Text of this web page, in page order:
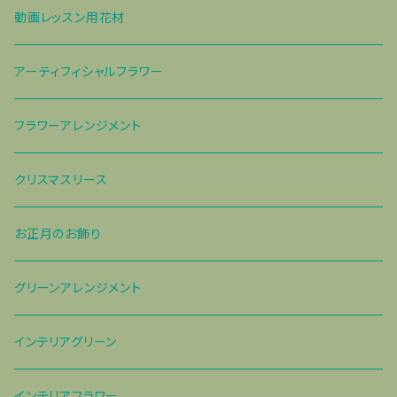
動画レッスン用花材
アーティフィシャルフラワー
フラワーアレンジメント
クリスマスリース
お正月のお飾り
グリーンアレンジメント
インテリアグリーン